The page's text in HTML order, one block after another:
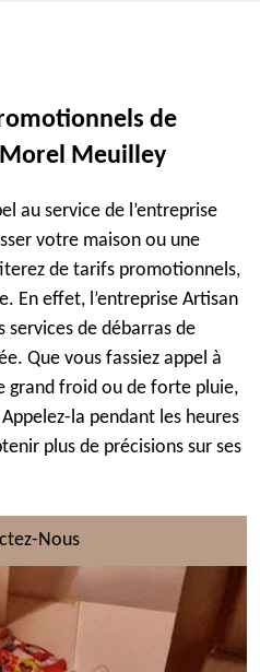
de
Meuilley
au service de l’entreprise
votre maison ou une
de tarifs promotionnels,
En effet, l’entreprise Artisan
de débarras de
Que vous fassiez appel à
grand froid ou de forte pluie,
la pendant les heures
plus de précisions sur ses
Nous